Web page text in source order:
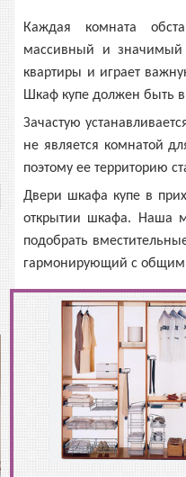
Каждая комната
массивный и
квартиры и играет
Шкаф купе должен быть
Зачастую
не является комнатой
поэтому ее территорию
Двери шкафа купе в
открытии шкафа. Наша
подобрать
гармонирующий с общим